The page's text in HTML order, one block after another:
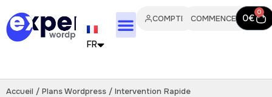
FR
COMPTE COMMENCER 0€ 0
Accueil / Plans Wordpress / Intervention Rapide